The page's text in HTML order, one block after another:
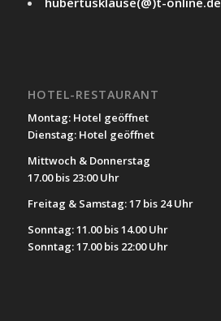
HOTEL-RESTAURANT
Montag: Hotel geöffnet
Dienstag: Hotel geöffnet
Mittwoch & Donnerstag
17.00 bis 23:00 Uhr
Freitag & Samstag: 17 bis 24 Uhr
Sonntag: 11.00 bis 14.00 Uhr
Sonntag: 17.00 bis 22:00 Uhr